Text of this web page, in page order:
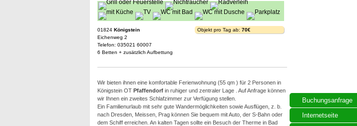
Buchungsanfrage
Internetseite
01824 Königstein
Eichenweg 2
Telefon: 035021 60007
6 Betten + zusätzlich Aufbettung
Objekt pro Tag ab: 70€
Wir bieten ihnen eine komfortable Ferienwohnung (55 qm ) für 2 Personen in
Königstein OT Pfaffendorfin ruhiger und zentraler Lage . Auf Anfrage können
wir Ihnen ein zweites Schlafzimmer zur Verfügung stellen.
Ein Familienurlaub mit sehr gute Wandermöglichkeiten sowie Ausflügen, z. b.
nach Dresden, Meissen, Prag können Sie bequem mit Auto, der S-Bahn oder
dem Schiff erreichen. An kalten Tagen sollte ein Besuch der Therme in Bad